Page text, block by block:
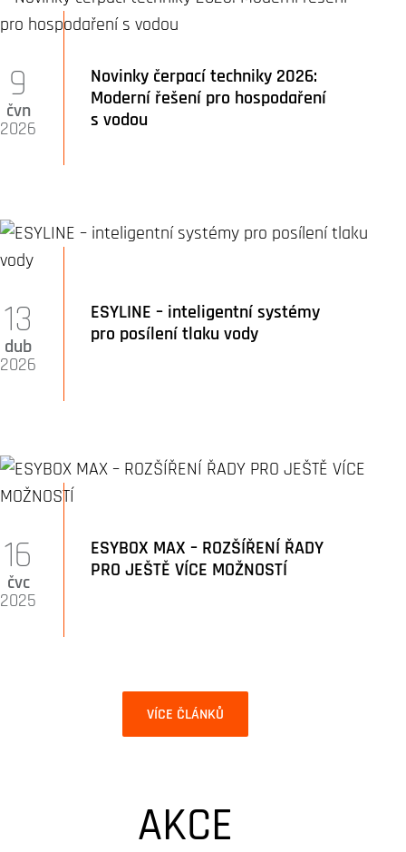
Novinky čerpací techniky 2026:
Moderní řešení pro hospodaření
s vodou
9
čvn
2026
ESYLINE – inteligentní systémy
pro posílení tlaku vody
13
dub
2026
ESYBOX MAX – ROZŠÍŘENÍ ŘADY
PRO JEŠTĚ VÍCE MOŽNOSTÍ
16
čvc
2025
VÍCE ČLÁNKŮ
AKCE